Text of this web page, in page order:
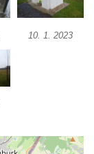
10. 1. 2023